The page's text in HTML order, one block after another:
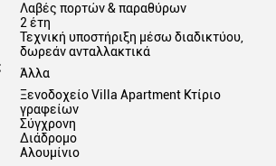
Λαβές πορτών & παραθύρων
2 έτη
Τεχνική υποστήριξη μέσω διαδικτύου,
δωρεάν ανταλλακτικά
Άλλα
Ξενοδοχείο Villa Apartment Κτίριο
γραφείων
Σύγχρονη
Διάδρομο
Αλουμίνιο